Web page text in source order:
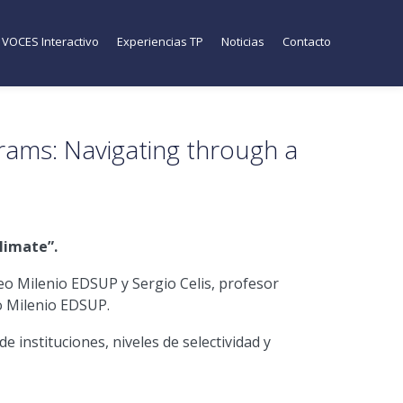
VOCES Interactivo Experiencias TP Noticias Contacto
Navigating through a
Milenio EDSUP y Sergio Celis, profesor
EDSUP.
instituciones, niveles de selectividad y